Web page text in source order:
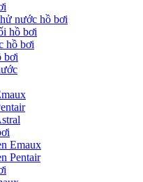
nước hồ bơi
hồ bơi
hồ bơi
bơi
Emaux
Pentair